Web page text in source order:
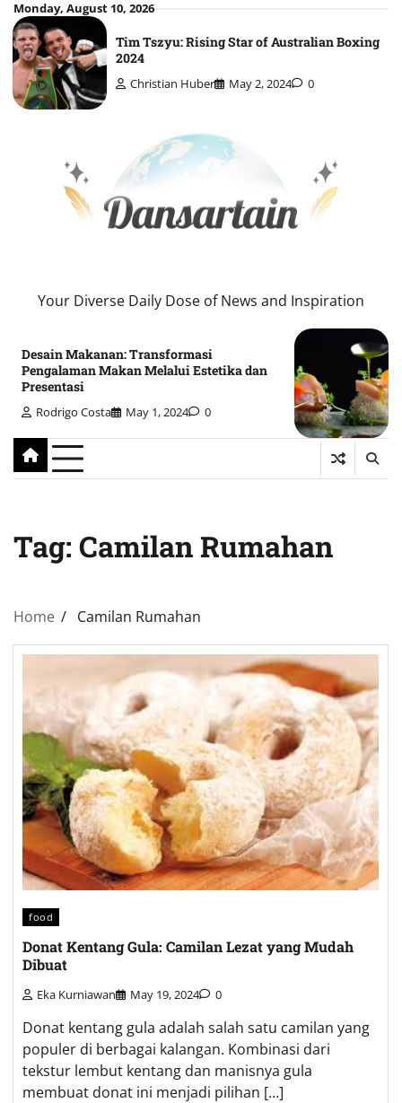
Skip
to
content
Monday, August 10, 2026
Tim Tszyu: Rising Star of Australian Boxing
2024
Christian Huber May 2, 2024 0
Your Diverse Daily Dose of News and Inspiration
Desain Makanan: Transformasi
Pengalaman Makan Melalui Estetika dan
Presentasi
Rodrigo Costa May 1, 2024 0
Tag: Camilan Rumahan
Home Camilan Rumahan
food
Donat Kentang Gula: Camilan Lezat yang Mudah
Dibuat
Eka Kurniawan May 19, 2024 0
Donat kentang gula adalah salah satu camilan yang
populer di berbagai kalangan. Kombinasi dari
tekstur lembut kentang dan manisnya gula
membuat donat ini menjadi pilihan […]